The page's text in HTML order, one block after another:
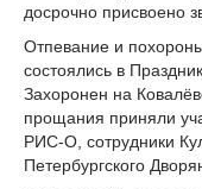
досрочно присвоено
Отпевание и
состоялись в
Захоронен на
прощания приняли
РИС-О, сотрудники
Петербургского